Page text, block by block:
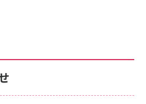
ン)2026/06/24号 No.2500増刊
ディション[王道エンタメの矜持／
品 メーカー保証5年 KLMEA128G
スフィルム iPhone 17 用 保護フィ
品 メーカー保証5年 KLMEA128G
フトカード - Amazonロゴ - クラ